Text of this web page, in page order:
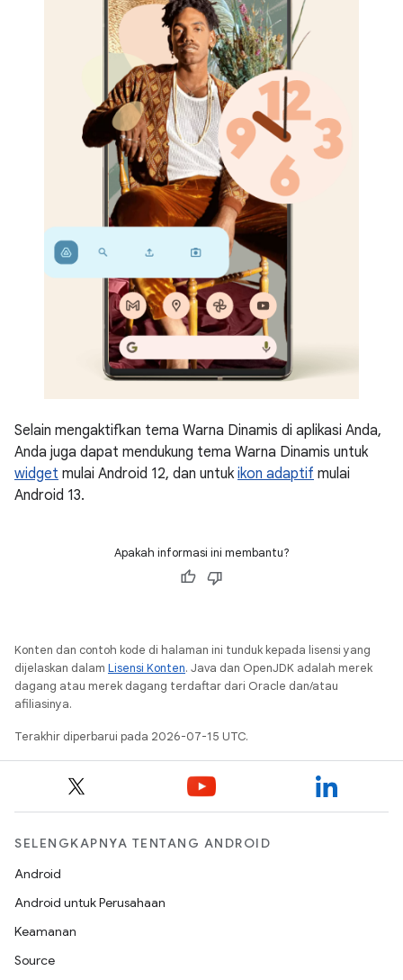
Selain mengaktifkan tema Warna Dinamis di aplikasi Anda,
Anda juga dapat mendukung tema Warna Dinamis untuk
widget mulai Android 12, dan untuk ikon adaptif mulai
Android 13.
Apakah informasi ini membantu?
Konten dan contoh kode di halaman ini tunduk kepada lisensi yang
dijelaskan dalam Lisensi Konten. Java dan OpenJDK adalah merek
dagang atau merek dagang terdaftar dari Oracle dan/atau
afiliasinya.
Terakhir diperbarui pada 2026-07-15 UTC.
SELENGKAPNYA TENTANG ANDROID
Android
Android untuk Perusahaan
Keamanan
Source